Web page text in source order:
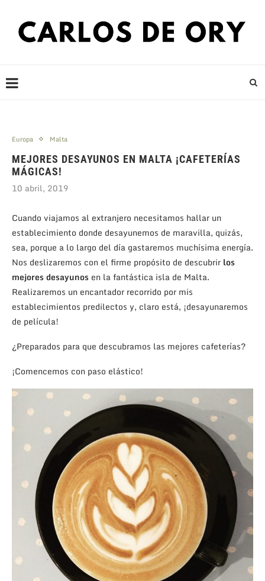
Europa Malta
MEJORES DESAYUNOS EN MALTA ¡CAFETERÍAS
MÁGICAS!
10 abril, 2019
Cuando viajamos al extranjero necesitamos hallar un
establecimiento donde desayunemos de maravilla, quizás,
sea, porque a lo largo del día gastaremos muchísima energía.
Nos deslizaremos con el firme propósito de descubrir los
mejores desayunos en la fantástica isla de Malta.
Realizaremos un encantador recorrido por mis
establecimientos predilectos y, claro está, ¡desayunaremos
de película!
¿Preparados para que descubramos las mejores cafeterías?
¡Comencemos con paso elástico!